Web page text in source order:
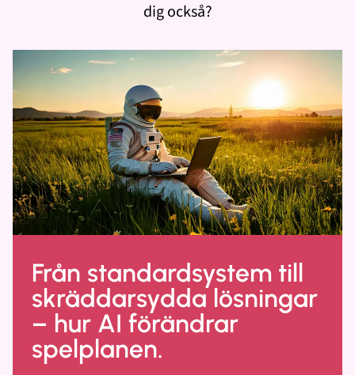
dig också?
Från standardsystem till
skräddarsydda lösningar
– hur AI förändrar
spelplanen.